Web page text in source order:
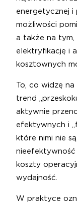
energetycznej i
możliwości
a także na tym,
elektryfikację i
kosztownych
To, co widzę
trend
aktywnie
efektywnych i
które nimi nie
nieefektywność
koszty
wydajność.
W praktyce